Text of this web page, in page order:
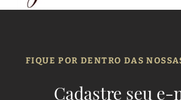
FIQUE POR DENTRO DAS
Cadastre seu e-